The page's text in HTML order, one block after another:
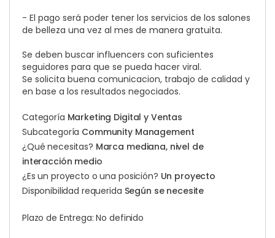
- El pago será poder tener los servicios de los salones
de belleza una vez al mes de manera gratuita.
Se deben buscar influencers con suficientes
seguidores para que se pueda hacer viral.
Se solicita buena comunicacion, trabajo de calidad y
en base a los resultados negociados.
Categoría Marketing Digital y Ventas
Subcategoría Community Management
¿Qué necesitas? Marca mediana, nivel de
interacción medio
¿Es un proyecto o una posición? Un proyecto
Disponibilidad requerida Según se necesite
Plazo de Entrega: No definido